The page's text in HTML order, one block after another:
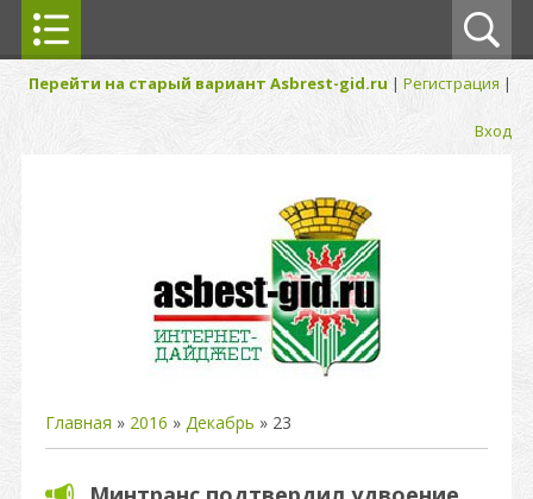
Перейти на старый вариант Asbrest-gid.ru | Регистрация |
Вход
Главная » 2016 » Декабрь » 23